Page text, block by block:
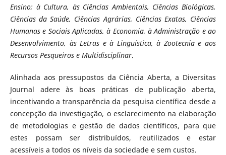
Ensino; à Cultura, às Ciências Ambientais, Ciências Biológicas,
Ciências da Saúde, Ciências Agrárias, Ciências Exatas, Ciências
Humanas e Sociais Aplicadas, à Economia, à Administração e ao
Desenvolvimento, às Letras e à Linguística, à Zootecnia e aos
Recursos Pesqueiros e Multidisciplinar.
Alinhada aos pressupostos da Ciência Aberta, a Diversitas
Journal adere às boas práticas de publicação aberta,
incentivando a transparência da pesquisa científica desde a
concepção da investigação, o esclarecimento na elaboração
de metodologias e gestão de dados científicos, para que
estes possam ser distribuídos, reutilizados e estar
acessíveis a todos os níveis da sociedade e sem custos.